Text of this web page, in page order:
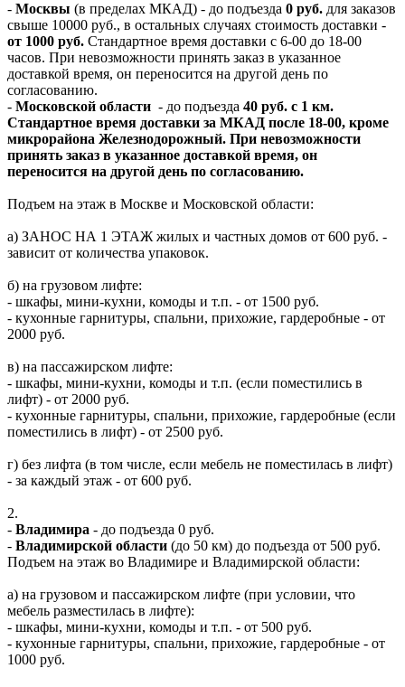
- Москвы (в пределах МКАД) - до подъезда 0 руб. для заказов
свыше 10000 руб., в остальных случаях стоимость доставки -
от 1000 руб. Стандартное время доставки с 6-00 до 18-00
часов. При невозможности принять заказ в указанное
доставкой время, он переносится на другой день по
согласованию.
- Московской области - до подъезда 40 руб. с 1 км.
Стандартное время доставки за МКАД после 18-00, кроме
микрорайона Железнодорожный. При невозможности
принять заказ в указанное доставкой время, он
переносится на другой день по согласованию.
Подъем на этаж в Москве и Московской области:
а) ЗАНОС НА 1 ЭТАЖ жилых и частных домов от 600 руб. -
зависит от количества упаковок.
б) на грузовом лифте:
- шкафы, мини-кухни, комоды и т.п. - от 1500 руб.
- кухонные гарнитуры, спальни, прихожие, гардеробные - от
2000 руб.
в) на пассажирском лифте:
- шкафы, мини-кухни, комоды и т.п. (если поместились в
лифт) - от 2000 руб.
- кухонные гарнитуры, спальни, прихожие, гардеробные (если
поместились в лифт) - от 2500 руб.
г) без лифта (в том числе, если мебель не поместилась в лифт)
- за каждый этаж - от 600 руб.
2.
- Владимира - до подъезда 0 руб.
- Владимирской области (до 50 км) до подъезда от 500 руб.
Подъем на этаж во Владимире и Владимирской области:
а) на грузовом и пассажирском лифте (при условии, что
мебель разместилась в лифте):
- шкафы, мини-кухни, комоды и т.п. - от 500 руб.
- кухонные гарнитуры, спальни, прихожие, гардеробные - от
1000 руб.